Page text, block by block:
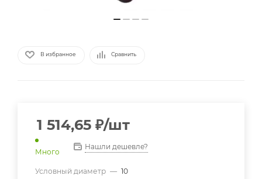
В избранное Сравнить
1 514,65 ₽/шт
Много
Нашли дешевле?
Условный диаметр — 10